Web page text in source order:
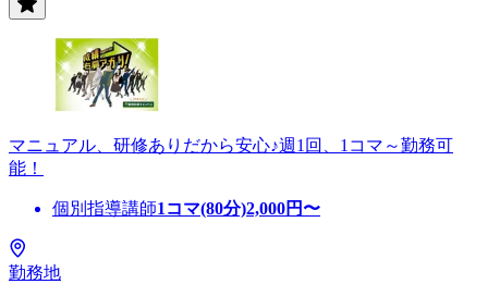
マニュアル、研修ありだから安心♪週1回、1コマ～勤務可
能！
個別指導講師1コマ(80分)2,000円〜
勤務地